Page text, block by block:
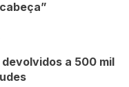
devolvidos a 500 mil